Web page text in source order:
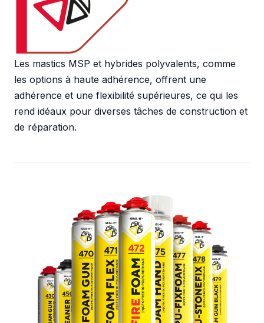
Les mastics MSP et hybrides polyvalents, comme
les options à haute adhérence, offrent une
adhérence et une flexibilité supérieures, ce qui les
rend idéaux pour diverses tâches de construction et
de réparation.